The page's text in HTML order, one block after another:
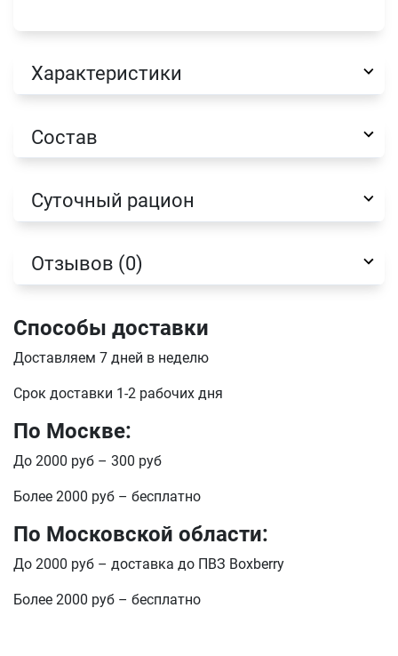
Характеристики
Состав
Суточный рацион
Отзывов (0)
Способы доставки
Доставляем 7 дней в неделю
Срок доставки 1-2 рабочих дня
По Москве:
До 2000 руб – 300 руб
Более 2000 руб – бесплатно
По Московской области:
До 2000 руб – доставка до ПВЗ Boxberry
Более 2000 руб – бесплатно
Продолжить покупки
отправить